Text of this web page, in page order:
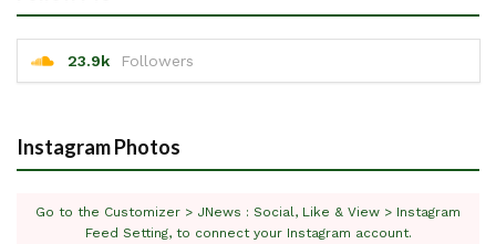
23.9k Followers
Instagram Photos
Go to the Customizer > JNews : Social, Like & View > Instagram
Feed Setting, to connect your Instagram account.